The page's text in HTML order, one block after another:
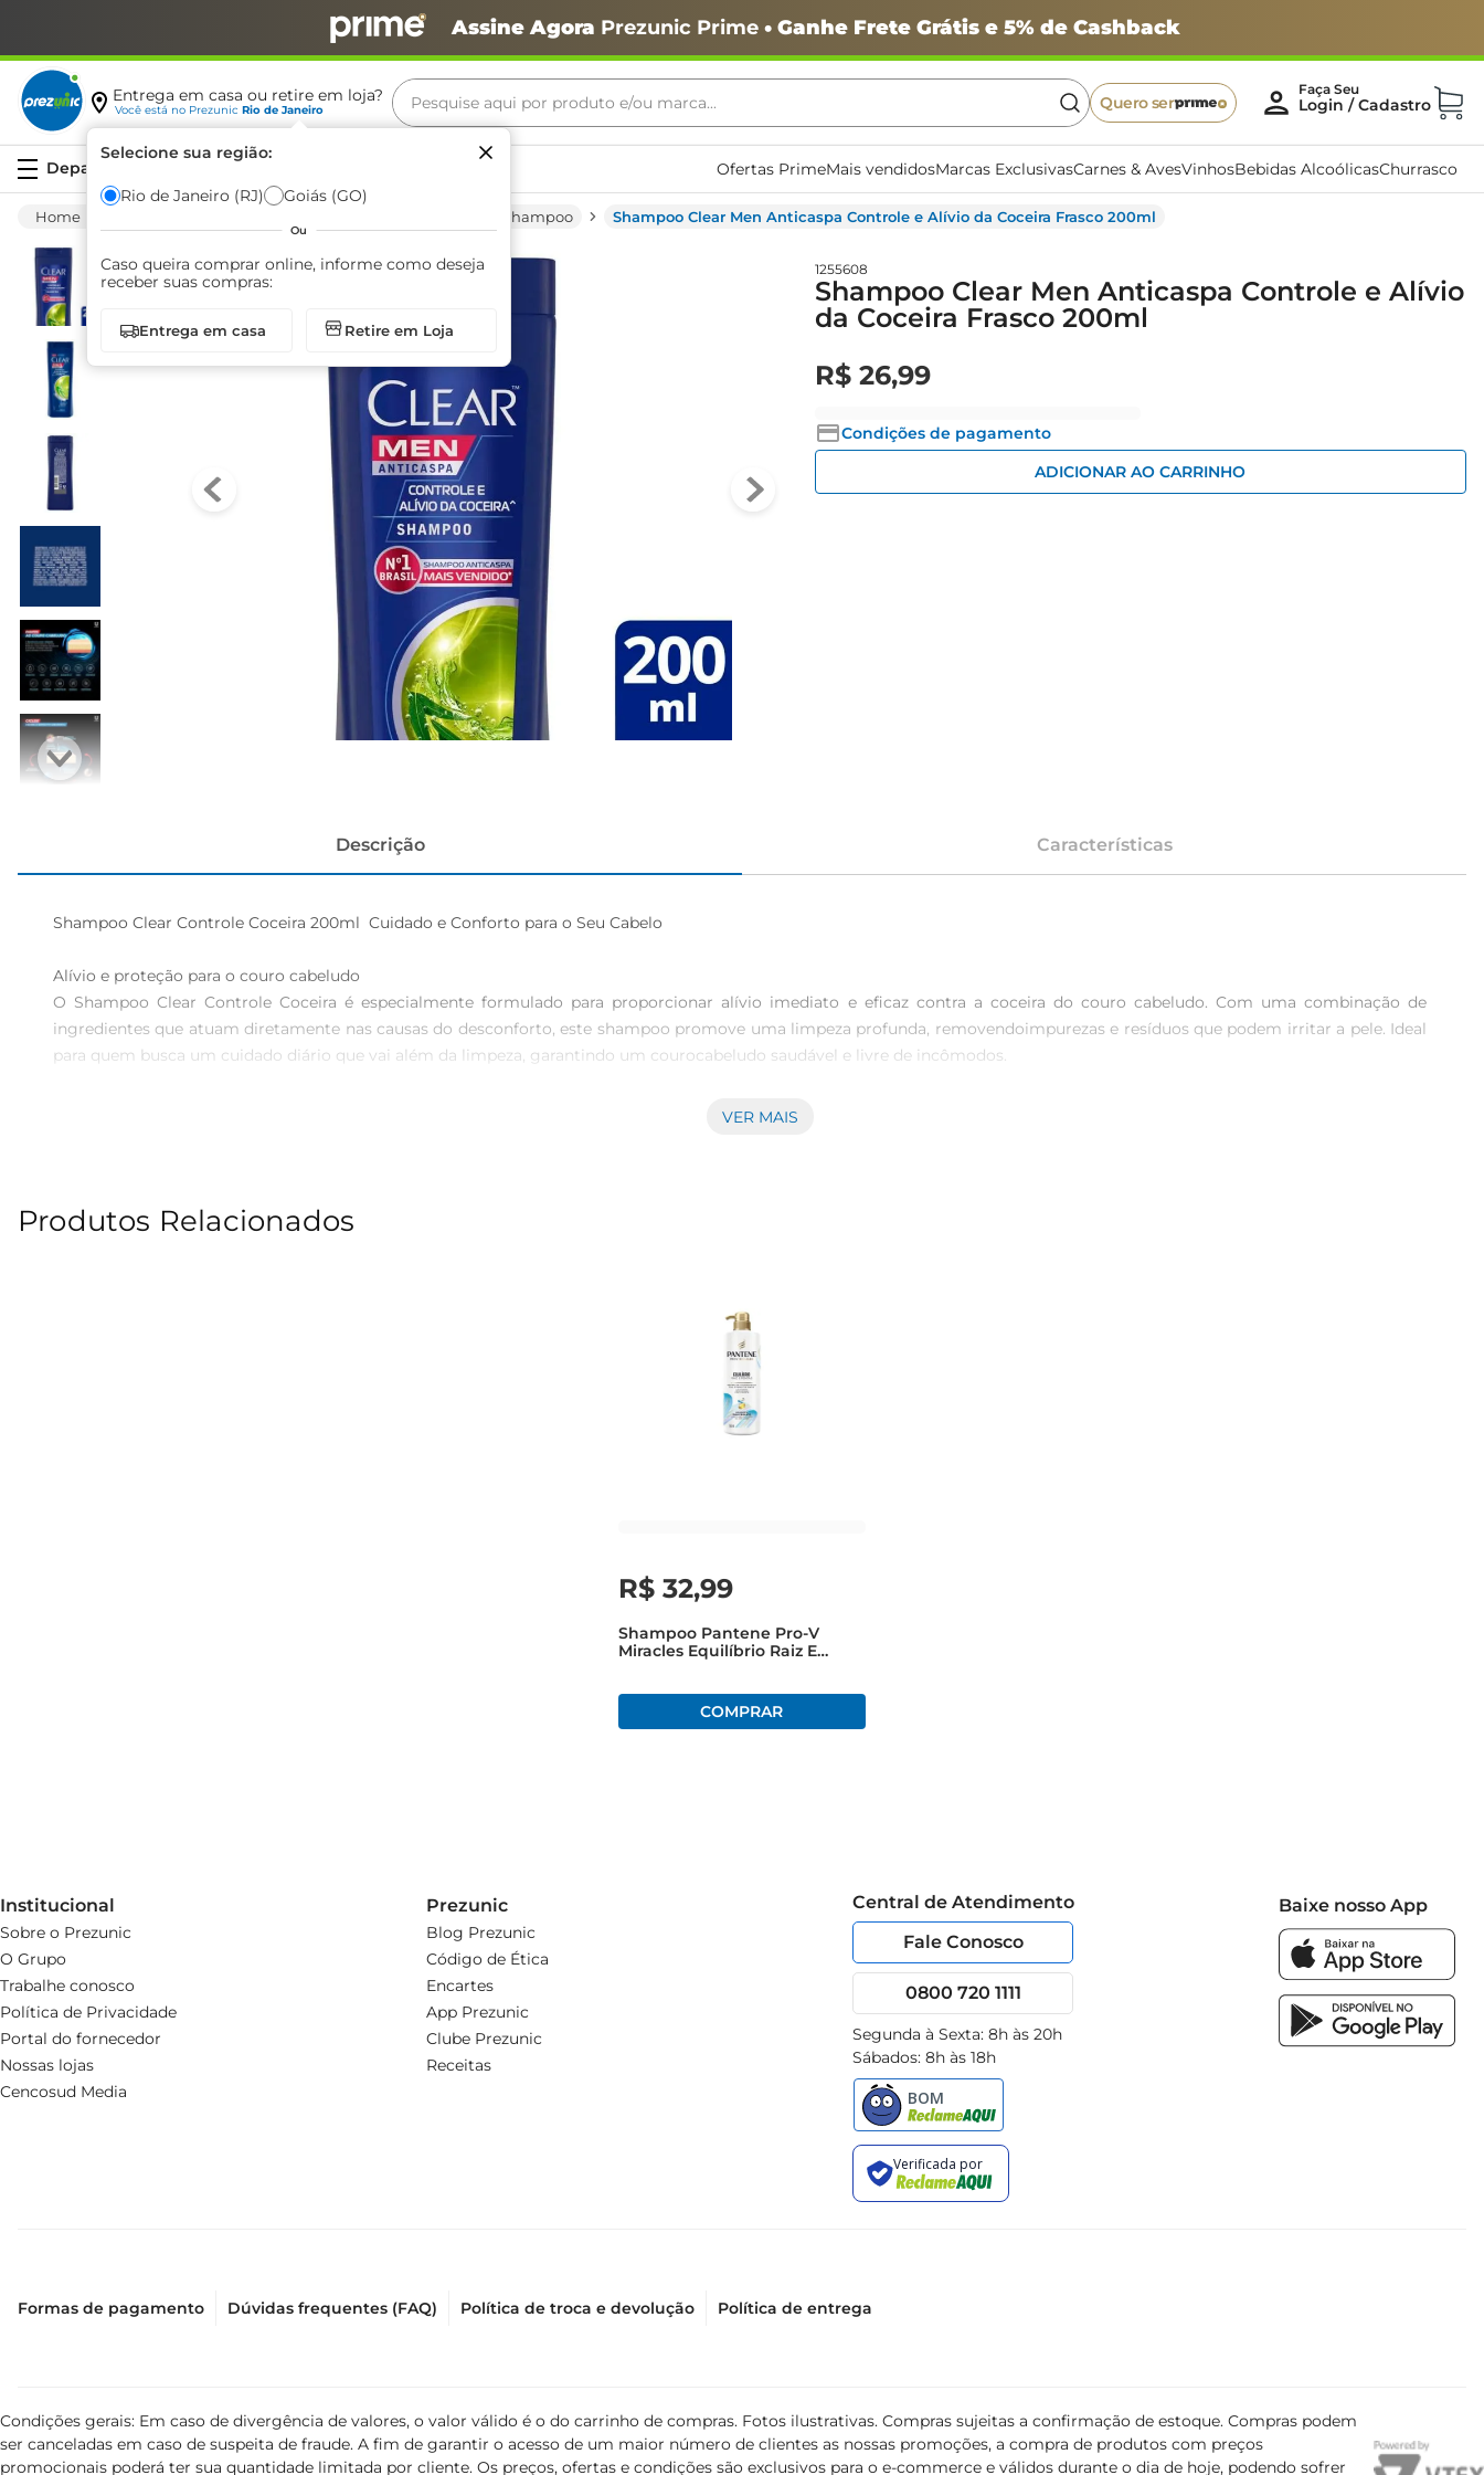
Assine Agora Prezunic Prime• Ganhe Frete Grátis e 5% de Cashback
Entrega em casa ou retire em loja?
Você está no Prezunic Rio de Janeiro
Selecione sua região:
Rio de Janeiro (RJ) Goiás (GO)
Ou
Caso queira comprar online, informe como deseja
receber suas compras:
Entrega em casa Retire em Loja
Pesquise aqui por produto e/ou marca...
Quero ser
Ofertas PrimeMais vendidosMarcas ExclusivasCarnes & AvesVinhosBebidas AlcoólicasChurrasco
Shampoo Shampoo Clear Men Anticaspa Controle e Alívio da Coceira Frasco 200ml
1255608
Shampoo Clear Men Anticaspa Controle e Alívio
da Coceira Frasco 200ml
R$ 26,99
Condições de pagamento
ADICIONAR AO CARRINHO
Descrição Características
Shampoo Clear Controle Coceira 200ml  Cuidado e Conforto para o Seu Cabelo
Alívio e proteção para o couro cabeludo
O Shampoo Clear Controle Coceira é especialmente formulado para proporcionar alívio imediato e eficaz contra a coceira do couro cabeludo. Com uma combinação de
ingredientes que atuam diretamente nas causas do desconforto, este shampoo promove uma limpeza profunda, removendoimpurezas e resíduos que podem irritar a pele. Ideal
para quem busca um cuidado diário que vai além da limpeza, garantindo um courocabeludo saudável e livre de incômodos.
VER MAIS
Produtos Relacionados
R$ 32,99
Shampoo Pantene Pro-V
Miracles Equilíbrio Raiz E
Institucional
Sobre o Prezunic
O Grupo
Trabalhe conosco
Política de Privacidade
Portal do fornecedor
Nossas lojas
Cencosud Media
Prezunic
Blog Prezunic
Código de Ética
Encartes
App Prezunic
Clube Prezunic
Receitas
Central de Atendimento
Fale Conosco
0800 720 1111
Segunda à Sexta: 8h às 20h
Sábados: 8h às 18h
Baixe nosso App
Formas de pagamento Dúvidas frequentes (FAQ) Política de troca e devolução Política de entrega
Condições gerais: Em caso de divergência de valores, o valor válido é o do carrinho de compras. Fotos ilustrativas. Compras sujeitas a confirmação de estoque. Compras podem
ser canceladas em caso de suspeita de fraude. A fim de garantir o acesso de um maior número de clientes as nossas promoções, a compra de produtos com preços
promocionais poderá ter sua quantidade limitada por cliente. Os preços, ofertas e condições são exclusivos para o e-commerce e válidos durante o dia de hoje, podendo sofrer
Termos mais buscados
café
biscoito
arroz
iogurte
papel higiênico
cerveja